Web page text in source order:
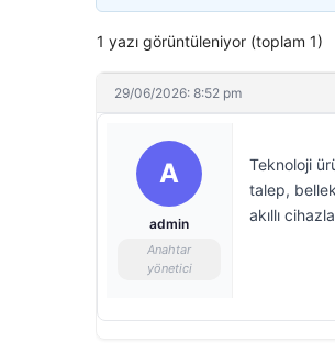
1 yazı görüntüleniyor (toplam 1)
29/06/2026: 8:52 pm
A
admin
Anahtar
yönetici
Teknoloji
talep,
akıllı